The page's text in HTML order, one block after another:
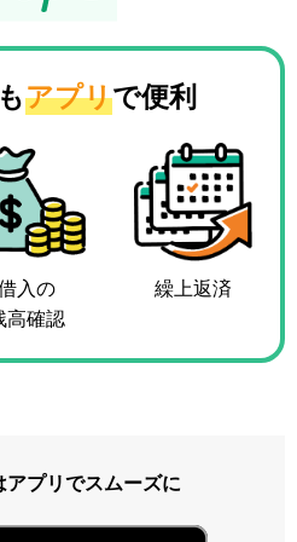
アプリで便利
入の
高確認
繰上返済
アプリでスムーズに